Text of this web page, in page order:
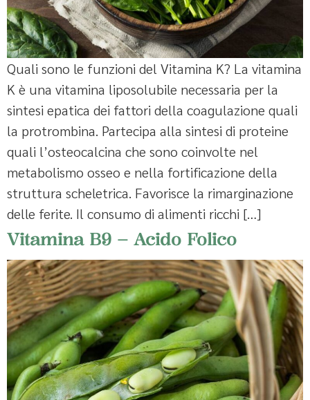
Quali sono le funzioni del Vitamina K? La vitamina
K è una vitamina liposolubile necessaria per la
sintesi epatica dei fattori della coagulazione quali
la protrombina. Partecipa alla sintesi di proteine
quali l’osteocalcina che sono coinvolte nel
metabolismo osseo e nella fortificazione della
struttura scheletrica. Favorisce la rimarginazione
delle ferite. Il consumo di alimenti ricchi […]
Vitamina B9 – Acido Folico